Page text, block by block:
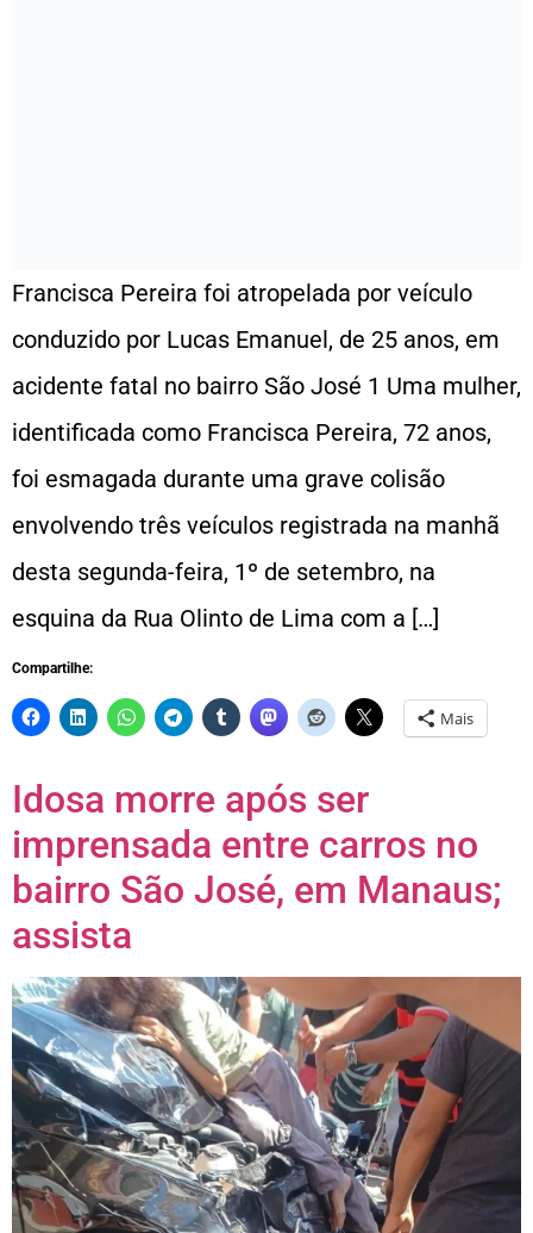
Francisca Pereira foi atropelada por veículo
conduzido por Lucas Emanuel, de 25 anos, em
acidente fatal no bairro São José 1 Uma mulher,
identificada como Francisca Pereira, 72 anos,
foi esmagada durante uma grave colisão
envolvendo três veículos registrada na manhã
desta segunda-feira, 1º de setembro, na
esquina da Rua Olinto de Lima com a […]
Compartilhe:
Mais
Idosa morre após ser
imprensada entre carros no
bairro São José, em Manaus;
assista